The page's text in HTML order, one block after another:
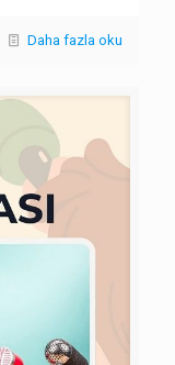
Daha fazla oku